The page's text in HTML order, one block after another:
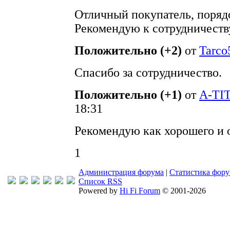
Отличный покупатель,
Рекомендую к
Положительно (+2) от
Спасибо за сотрудничество.
Положительно (+1) от A-
18:31
Рекомендую как хорошего и
1
Администрация форума | Статистика
Список RSS
Powered by Hi Fi Forum © 2001-2026